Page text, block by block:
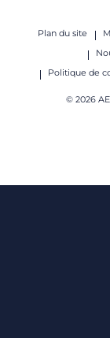
Plan du site
Politique de
© 2026